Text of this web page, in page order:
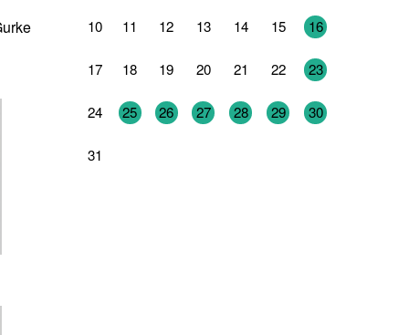
10 11 12 13 14 15 16
17 18 19 20 21 22 23
24 25 26 27 28 29 30
31